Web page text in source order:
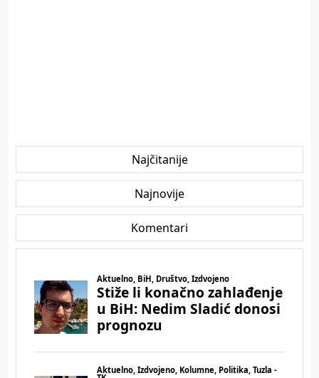
Najčitanije
Najnovije
Komentari